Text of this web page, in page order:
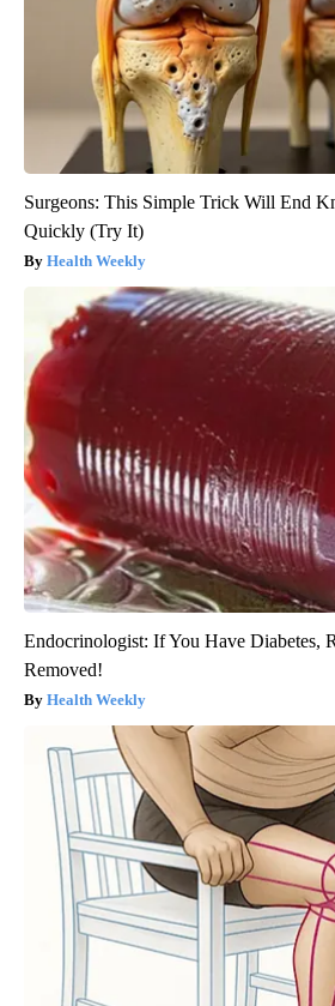
Surgeons: This Simple Trick Will End
Quickly (Try It)
Health Weekly
Endocrinologist: If You Have Diabetes,
Removed!
Health Weekly